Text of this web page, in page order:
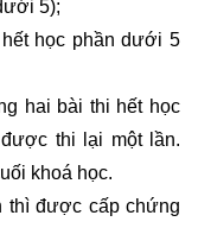
5);
học phần dưới 5
hai bài thi hết học
thi lại một lần.
khoá học.
thì được cấp chứng